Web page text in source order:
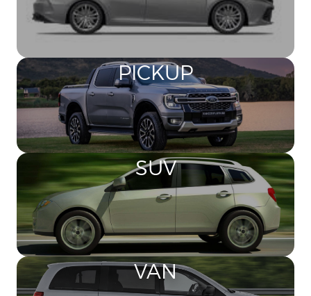
PICKUP
SUV
VAN